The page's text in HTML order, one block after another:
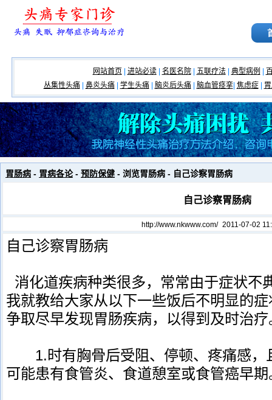
网站首页 进站必读 名医名院 五联疗法 典型病例
丛集性头痛
鼻炎头痛 学生头痛 脑炎后头痛 脑血管痉挛| 焦虑症
胃肠病 - 胃病各论- 预防保健 - 浏览胃肠病 - 自己诊察胃肠病
自己诊察胃肠病
http://www.nkwww.com/ 2011-07-02
自己诊察胃肠病
消化道疾病种类很多，常常由于症状不
我就教给大家从以下一些饭后不明显的
争取尽早发现胃肠疾病，以得到及时治
1.时有胸骨后受阻、停顿、疼痛感，
可能患有食管炎、食道憩室或食管癌早期